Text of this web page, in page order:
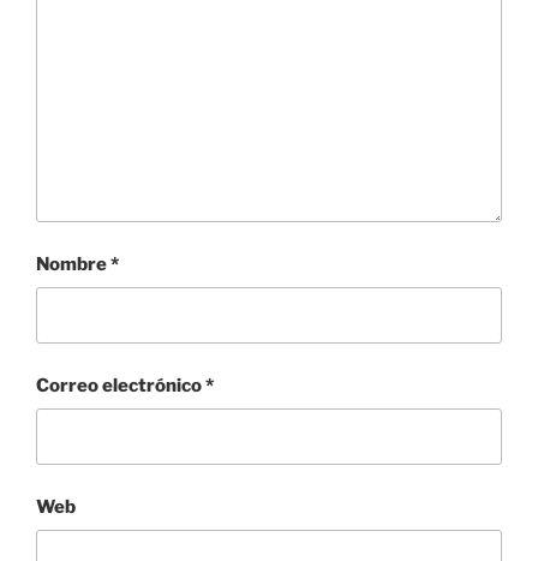
Nombre*
Correo electrónico*
Web